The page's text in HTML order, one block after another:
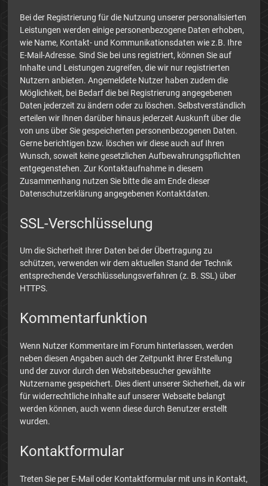
Bei der Registrierung für die Nutzung unserer personalisierten
Leistungen werden einige personenbezogene Daten erhoben,
wie Name, Kontakt- und Kommunikationsdaten wie z.B. Ihre
E-Mail-Adresse. Sind Sie bei uns registriert, können Sie auf
Inhalte und Leistungen zugreifen, die wir nur registrierten
Nutzern anbieten. Angemeldete Nutzer haben zudem die
Möglichkeit, bei Bedarf die bei Registrierung angegebenen
Daten jederzeit zu ändern oder zu löschen. Selbstverständlich
erteilen wir Ihnen darüber hinaus jederzeit Auskunft über die
von uns über Sie gespeicherten personenbezogenen Daten.
Gerne berichtigen bzw. löschen wir diese auch auf Ihren
Wunsch, soweit keine gesetzlichen Aufbewahrungspflichten
entgegenstehen. Zur Kontaktaufnahme in diesem
Zusammenhang nutzen Sie bitte die am Ende dieser
Datenschutzerklärung angegebenen Kontaktdaten.
SSL-Verschlüsselung
Um die Sicherheit Ihrer Daten bei der Übertragung zu
schützen, verwenden wir dem aktuellen Stand der Technik
entsprechende Verschlüsselungsverfahren (z. B. SSL) über
HTTPS.
Kommentarfunktion
Wenn Nutzer Kommentare im Forum hinterlassen, werden
neben diesen Angaben auch der Zeitpunkt ihrer Erstellung
und der zuvor durch den Websitebesucher gewählte
Nutzername gespeichert. Dies dient unserer Sicherheit, da wir
für widerrechtliche Inhalte auf unserer Webseite belangt
werden können, auch wenn diese durch Benutzer erstellt
wurden.
Kontaktformular
Treten Sie per E-Mail oder Kontaktformular mit uns in Kontakt,